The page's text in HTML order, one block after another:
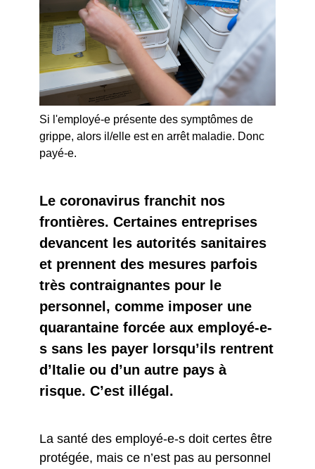
Si l'employé-e présente des symptômes de
grippe, alors il/elle est en arrêt maladie. Donc
payé-e.
Le coronavirus franchit nos
frontières. Certaines entreprises
devancent les autorités sanitaires
et prennent des mesures parfois
très contraignantes pour le
personnel, comme imposer une
quarantaine forcée aux employé-e-
s sans les payer lorsqu’ils rentrent
d’Italie ou d’un autre pays à
risque. C’est illégal.
La santé des employé-e-s doit certes être
protégée, mais ce n’est pas au personnel